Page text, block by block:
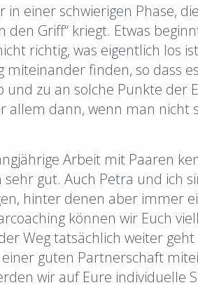
in einer schwierigen Phase,
den Griff“ kriegt. Etwas
richtig, was eigentlich los
miteinander finden, so dass
und zu an solche Punkte der
allem dann, wenn man nicht
Arbeit mit Paaren
sehr gut. Auch Petra und ich
hinter denen aber immer
können wir Euch
Weg tatsächlich weiter
guten Partnerschaft
wir auf Eure individuelle